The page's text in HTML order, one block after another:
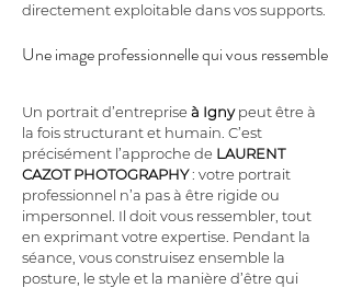
directement exploitable dans vos supports.
Une image professionnelle qui vous ressemble
Un portrait d’entreprise à Igny peut être à
la fois structurant et humain. C’est
précisément l’approche de LAURENT
CAZOT PHOTOGRAPHY : votre portrait
professionnel n’a pas à être rigide ou
impersonnel. Il doit vous ressembler, tout
en exprimant votre expertise. Pendant la
séance, vous construisez ensemble la
posture, le style et la manière d’être qui